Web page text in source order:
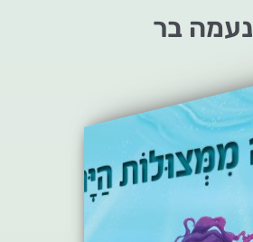
נעמה בר